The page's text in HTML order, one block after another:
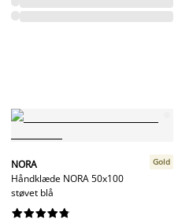
NORA
Håndklæde NORA 50x100
støvet blå
Gold





